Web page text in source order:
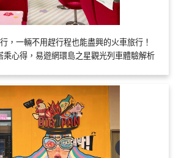
，一輛不用趕行程也能盡興的火車旅行！
心得，易遊網環島之星觀光列車體驗解析